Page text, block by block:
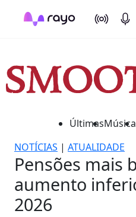
On Air
ÚltimasMúsica
NOTÍCIAS | ATUALIDADE
Pensões mais
aumento
2026